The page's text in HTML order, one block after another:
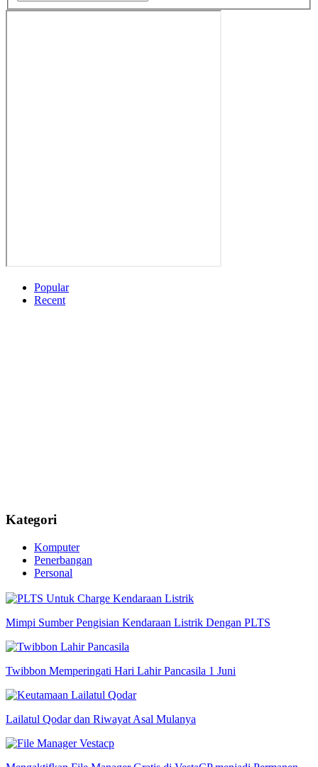
Popular
Recent
Kategori
Komputer
Penerbangan
Personal
Mimpi Sumber Pengisian Kendaraan Listrik Dengan PLTS
Twibbon Memperingati Hari Lahir Pancasila 1 Juni
Lailatul Qodar dan Riwayat Asal Mulanya